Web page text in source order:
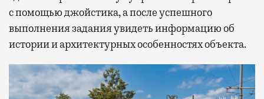
с помощью джойстика, а после успешного
выполнения задания увидеть информацию об
истории и архитектурных особенностях объекта.